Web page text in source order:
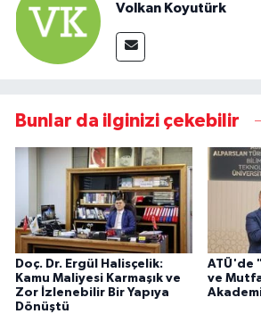
Volkan Koyutürk
Bunlar da ilginizi çekebilir
Doç. Dr. Ergül Halisçelik:
Kamu Maliyesi Karmaşık ve
Zor İzlenebilir Bir Yapıya
Dönüştü
ATÜ'de
ve